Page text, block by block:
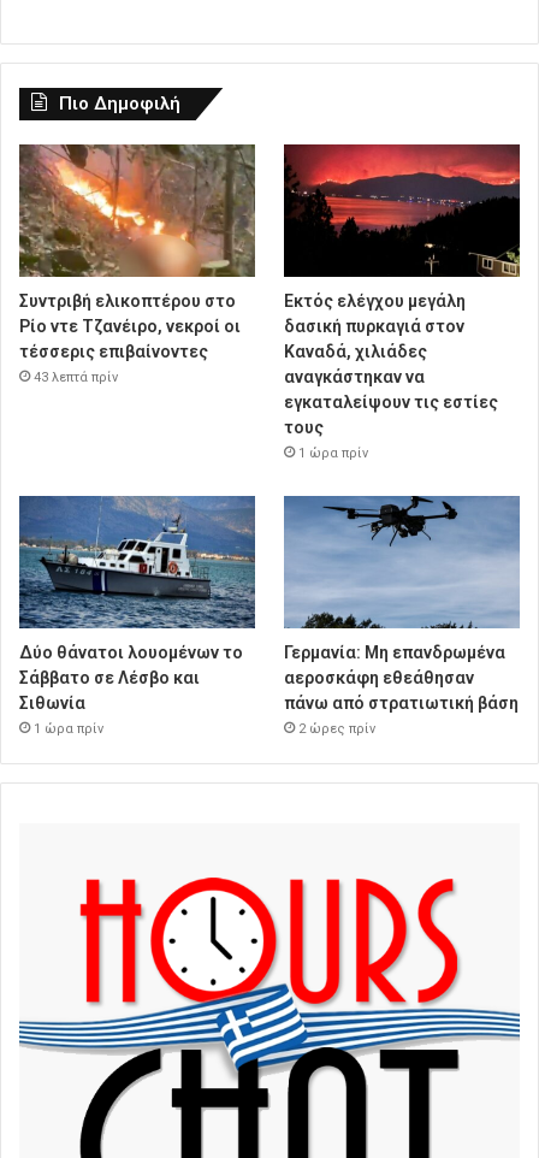
Πιο Δημοφιλή
Συντριβή ελικοπτέρου στο
Ρίο ντε Τζανέιρο, νεκροί οι
τέσσερις επιβαίνοντες
43 λεπτά πρίν
Εκτός ελέγχου μεγάλη
δασική πυρκαγιά στον
Καναδά, χιλιάδες
αναγκάστηκαν να
εγκαταλείψουν τις εστίες
τους
1 ώρα πρίν
Δύο θάνατοι λουομένων το
Σάββατο σε Λέσβο και
Σιθωνία
1 ώρα πρίν
Γερμανία: Μη επανδρωμένα
αεροσκάφη εθεάθησαν
πάνω από στρατιωτική βάση
2 ώρες πρίν